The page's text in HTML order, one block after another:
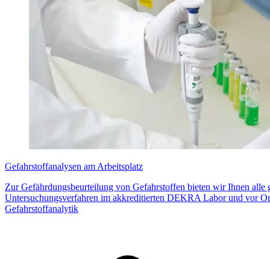
Gefahrstoffanalysen am Arbeitsplatz
Zur Gefährdungsbeurteilung von Gefahrstoffen bieten wir Ihnen alle
Untersuchungsverfahren im akkreditierten DEKRA Labor und vor
Gefahrstoffanalytik